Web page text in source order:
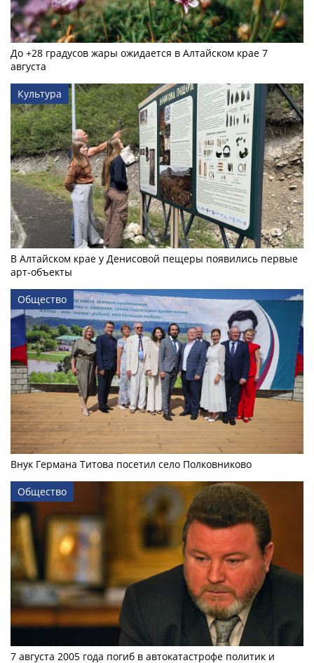
До +28 градусов жары ожидается в Алтайском крае 7
августа
Культура
В Алтайском крае у Денисовой пещеры появились первые
арт-объекты
Общество
Внук Германа Титова посетил село Полковниково
Общество
7 августа 2005 года погиб в автокатастрофе политик и